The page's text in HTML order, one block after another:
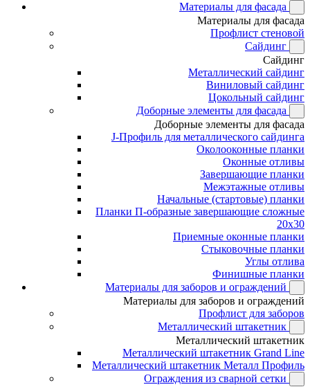
Материалы для фасада
Материалы для фасада
Профлист стеновой
Сайдинг
Сайдинг
Металлический сайдинг
Виниловый сайдинг
Цокольный сайдинг
Доборные элементы для фасада
Доборные элементы для фасада
J-Профиль для металлического сайдинга
Околооконные планки
Оконные отливы
Завершающие планки
Межэтажные отливы
Начальные (стартовые) планки
Планки П-образные завершающие сложные
20x30
Приемные оконные планки
Стыковочные планки
Углы отлива
Финишные планки
Материалы для заборов и ограждений
Материалы для заборов и ограждений
Профлист для заборов
Металлический штакетник
Металлический штакетник
Металлический штакетник Grand Line
Металлический штакетник Металл Профиль
Ограждения из сварной сетки